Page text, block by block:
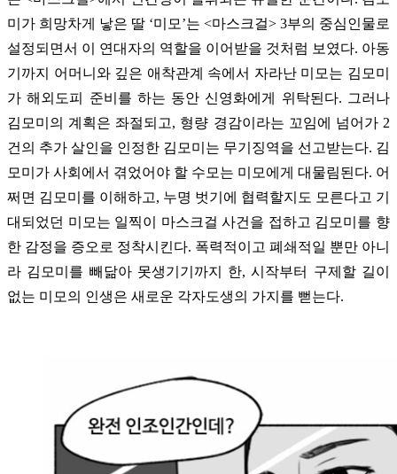
미가 희망차게 낳은 딸 ‘미모’는 <마스크걸> 3부의 중심인물로
설정되면서 이 연대자의 역할을 이어받을 것처럼 보였다. 아동
기까지 어머니와 깊은 애착관계 속에서 자라난 미모는 김모미
가 해외도피 준비를 하는 동안 신영화에게 위탁된다. 그러나
김모미의 계획은 좌절되고, 형량 경감이라는 꼬임에 넘어가 2
건의 추가 살인을 인정한 김모미는 무기징역을 선고받는다. 김
모미가 사회에서 겪었어야 할 수모는 미모에게 대물림된다. 어
쩌면 김모미를 이해하고, 누명 벗기에 협력할지도 모른다고 기
대되었던 미모는 일찍이 마스크걸 사건을 접하고 김모미를 향
한 감정을 증오로 정착시킨다. 폭력적이고 폐쇄적일 뿐만 아니
라 김모미를 빼닮아 못생기기까지 한, 시작부터 구제할 길이
없는 미모의 인생은 새로운 각자도생의 가지를 뻗는다.